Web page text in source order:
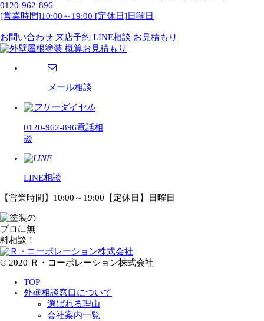
0120-962-896
[営業時間]10:00～19:00 [定休日]日曜日
お問い合わせ 来店予約 LINE相談 お見積もり
メール相談
0120-962-896電話相
談
LINE相談
【営業時間】10:00～19:00【定休日】日曜日
© 2020 Ｒ・コーポレーション株式会社
TOP
外壁相談窓口について
選ばれる理由
会社案内一覧